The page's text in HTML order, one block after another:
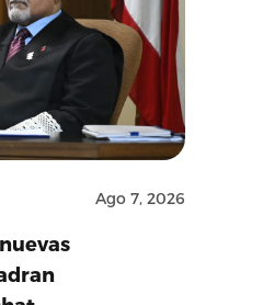
Ago 7, 2026